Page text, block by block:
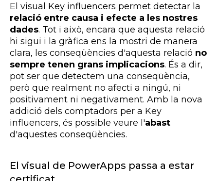
El visual Key influencers permet detectar la
relació entre causa i efecte a les nostres
dades. Tot i això, encara que aquesta relació
hi sigui i la gràfica ens la mostri de manera
clara, les conseqüències d'aquesta relació no
sempre tenen grans implicacions. És a dir,
pot ser que detectem una conseqüència,
però que realment no afecti a ningú, ni
positivament ni negativament. Amb la nova
addició dels comptadors per a Key
influencers, és possible veure l'abast
d'aquestes conseqüències.
El visual de PowerApps passa a estar